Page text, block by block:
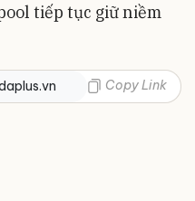
tiếp tục giữ niềm
Copy Link